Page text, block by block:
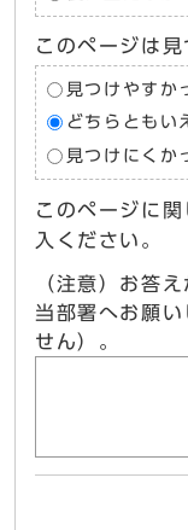
このページは
見つけやすか
どちらともい
見つけにくか
このページに
入ください。
（注意）お答
当部署へお願
せん）。